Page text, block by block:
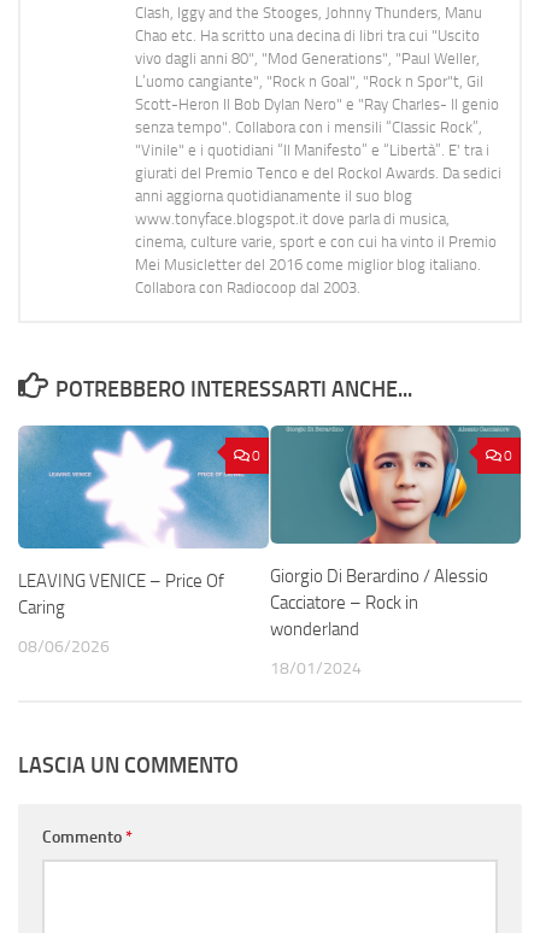
Clash, Iggy and the Stooges, Johnny Thunders, Manu
Chao etc. Ha scritto una decina di libri tra cui "Uscito
vivo dagli anni 80", "Mod Generations", "Paul Weller,
L’uomo cangiante", "Rock n Goal", "Rock n Spor"t, Gil
Scott-Heron Il Bob Dylan Nero" e "Ray Charles- Il genio
senza tempo". Collabora con i mensili “Classic Rock”,
"Vinile" e i quotidiani “Il Manifesto” e “Libertà”. E' tra i
giurati del Premio Tenco e del Rockol Awards. Da sedici
anni aggiorna quotidianamente il suo blog
www.tonyface.blogspot.it dove parla di musica,
cinema, culture varie, sport e con cui ha vinto il Premio
Mei Musicletter del 2016 come miglior blog italiano.
Collabora con Radiocoop dal 2003.
POTREBBERO INTERESSARTI ANCHE...
0
LEAVING VENICE – Price Of
Caring
08/06/2026
0
Giorgio Di Berardino / Alessio
Cacciatore – Rock in
wonderland
18/01/2024
LASCIA UN COMMENTO
Commento*